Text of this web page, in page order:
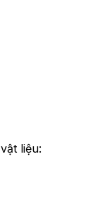
liệu: